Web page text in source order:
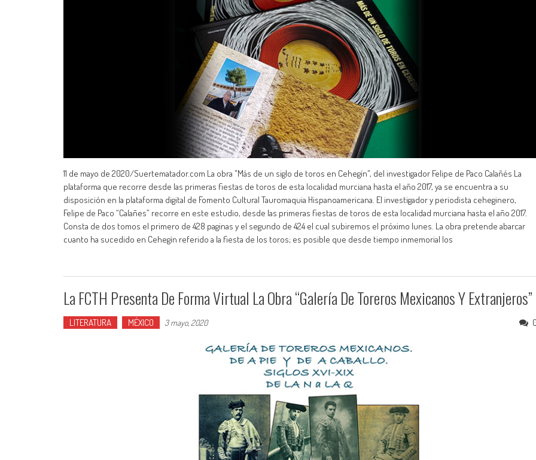
11 de mayo de 2020/Suertematador.com La obra "Más de un siglo de toros en Cehegín", del investigador Felipe de Paco Calañés La
plataforma que recorre desde las primeras fiestas de toros de esta localidad murciana hasta el año 2017, ya se encuentra a su
disposición en la plataforma digital de Fomento Cultural Tauromaquia Hispanoamericana. El investigador y periodista ceheginero,
Felipe de Paco “Calañes” recorre en este estudio, desde las primeras fiestas de toros de esta localidad murciana hasta el año 2017.
Consta de dos tomos el primero de 428 paginas y el segundo de 424 el cual subiremos el próximo lunes. La obra pretende abarcar
cuanto ha sucedido en Cehegín referido a la fiesta de los toros; es posible que desde tiempo inmemorial los
La FCTH Presenta De Forma Virtual La Obra “Galería De Toreros Mexicanos Y Extranjeros”
LITERATURA MÉXICO 3 mayo, 2020